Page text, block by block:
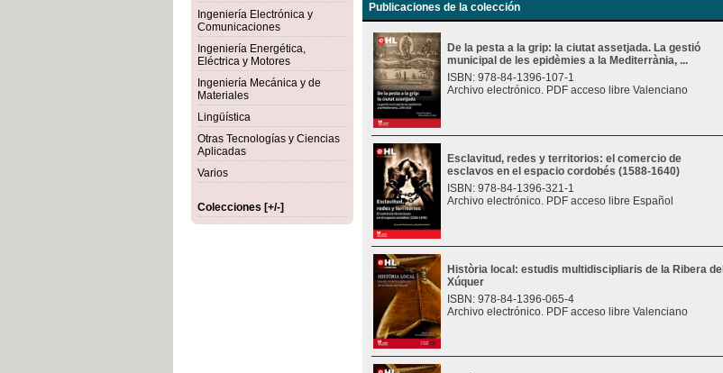
Ingeniería Electrónica y
Comunicaciones
Ingeniería Energética,
Eléctrica y Motores
Ingeniería Mecánica y de
Materiales
Lingüística
Otras Tecnologías y Ciencias
Aplicadas
Varios
Colecciones [+/-]
Publicaciones de la colección
De la pesta a la grip: la ciutat assetjada. La gestió
municipal de les epidèmies a la Mediterrània, ...
ISBN: 978-84-1396-107-1
Archivo electrónico. PDF acceso libre Valenciano
Esclavitud, redes y territorios: el comercio de
esclavos en el espacio cordobés (1588-1640)
ISBN: 978-84-1396-321-1
Archivo electrónico. PDF acceso libre Español
Història local: estudis multidiscipliaris de la Ribera del
Xúquer
ISBN: 978-84-1396-065-4
Archivo electrónico. PDF acceso libre Valenciano